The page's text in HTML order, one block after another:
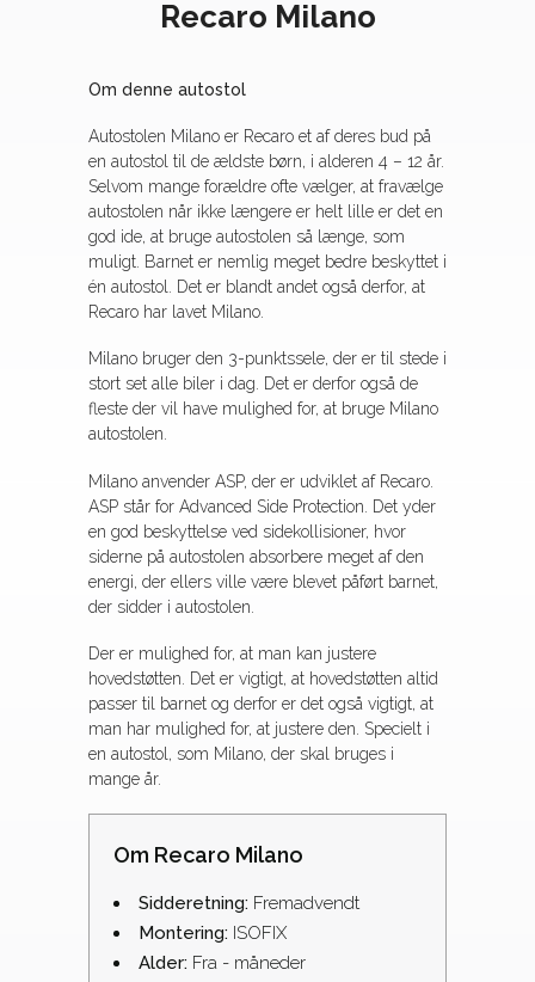
Recaro Milano
Om denne autostol
Autostolen Milano er Recaro et af deres bud på
en autostol til de ældste børn, i alderen 4 – 12 år.
Selvom mange forældre ofte vælger, at fravælge
autostolen når ikke længere er helt lille er det en
god ide, at bruge autostolen så længe, som
muligt. Barnet er nemlig meget bedre beskyttet i
én autostol. Det er blandt andet også derfor, at
Recaro har lavet Milano.
Milano bruger den 3-punktssele, der er til stede i
stort set alle biler i dag. Det er derfor også de
fleste der vil have mulighed for, at bruge Milano
autostolen.
Milano anvender ASP, der er udviklet af Recaro.
ASP står for Advanced Side Protection. Det yder
en god beskyttelse ved sidekollisioner, hvor
siderne på autostolen absorbere meget af den
energi, der ellers ville være blevet påført barnet,
der sidder i autostolen.
Der er mulighed for, at man kan justere
hovedstøtten. Det er vigtigt, at hovedstøtten altid
passer til barnet og derfor er det også vigtigt, at
man har mulighed for, at justere den. Specielt i
en autostol, som Milano, der skal bruges i
mange år.
Om Recaro Milano
Sidderetning: Fremadvendt
Montering: ISOFIX
Alder: Fra - måneder